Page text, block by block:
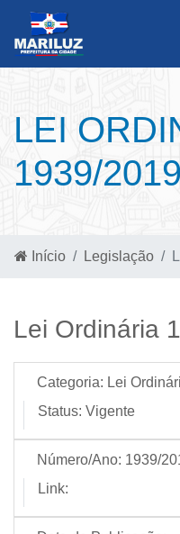
LEI
1939/2019
Início Legislação
Lei Ordinária
Categoria: Lei
Status: Vigente
Número/Ano: 1939/
Link: